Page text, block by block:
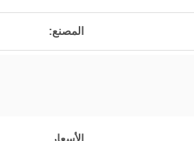
المصنع:
الأسعار